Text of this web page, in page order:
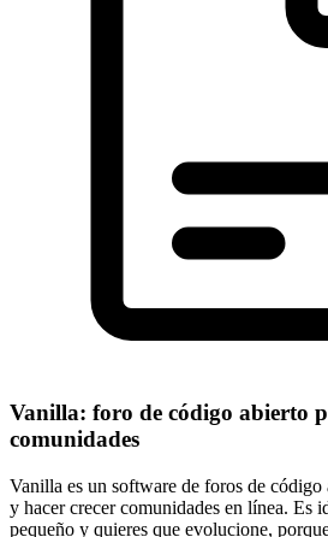
Vanilla: foro de código abierto
comunidades
Vanilla es un software de foros de código
y hacer crecer comunidades en línea. Es
pequeño y quieres que evolucione,